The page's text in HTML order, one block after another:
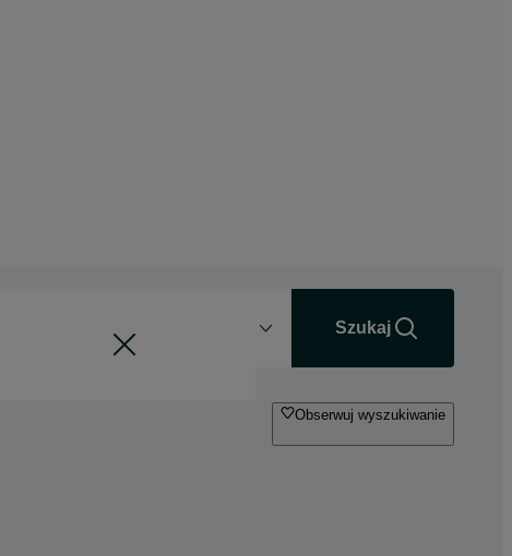
Szukaj
Obserwuj wyszukiwanie